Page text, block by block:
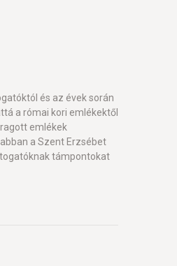
és az évek során
a római kori emlékektől
emlékek
a Szent Erzsébet
támpontokat